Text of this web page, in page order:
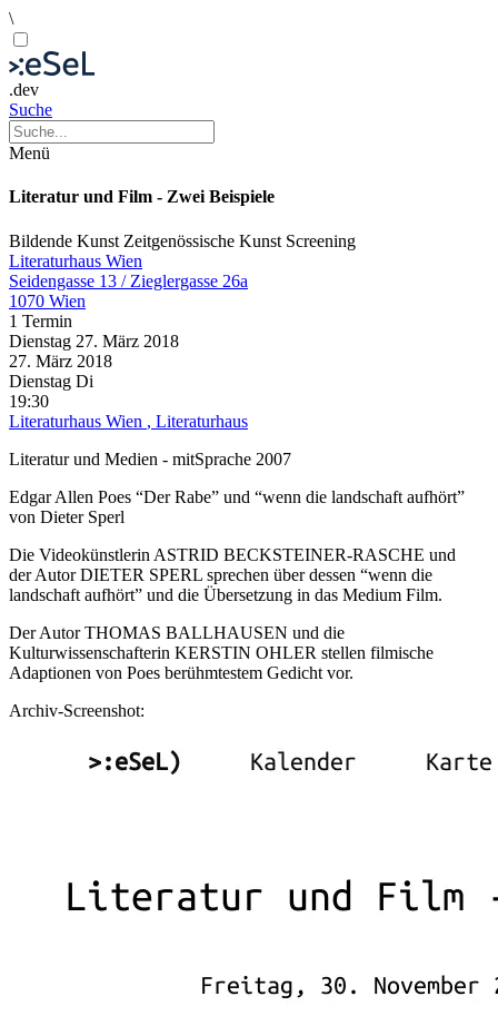
\
.dev
Suche
Menü
Literatur und Film - Zwei Beispiele
Bildende Kunst Zeitgenössische Kunst Screening
Literaturhaus Wien
Seidengasse 13 / Zieglergasse 26a
1070 Wien
1 Termin
Dienstag 27. März 2018
27. März 2018
Dienstag Di
19:30
Literaturhaus Wien , Literaturhaus
Literatur und Medien - mitSprache 2007
Edgar Allen Poes “Der Rabe” und “wenn die landschaft aufhört”
von Dieter Sperl
Die Videokünstlerin ASTRID BECKSTEINER-RASCHE und
der Autor DIETER SPERL sprechen über dessen “wenn die
landschaft aufhört” und die Übersetzung in das Medium Film.
Der Autor THOMAS BALLHAUSEN und die
Kulturwissenschafterin KERSTIN OHLER stellen filmische
Adaptionen von Poes berühmtestem Gedicht vor.
Archiv-Screenshot: